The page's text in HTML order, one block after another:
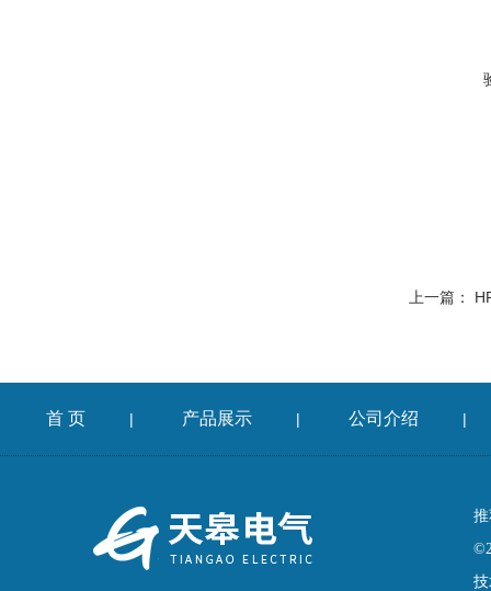
上一篇：
首 页 | 产品展示 | 公司介绍 |